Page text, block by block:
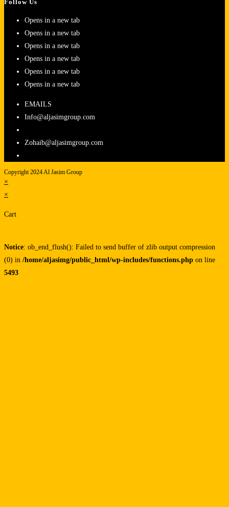
Follow Us
Opens in a new tab
Opens in a new tab
Opens in a new tab
Opens in a new tab
Opens in a new tab
Opens in a new tab
EMAILS
Info@aljasimgroup.com
Zohaib@aljasimgroup.com
Copyright 2024 Al Jasim Group
×
×
Cart
Notice: ob_end_flush(): Failed to send buffer of zlib output compression
(0) in /home/aljasimg/public_html/wp-includes/functions.php on line
5493